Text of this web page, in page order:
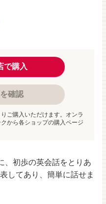
、初歩の英会話をとりあ
してあり、簡単に話せま
で購入
確認
ご購入いただけます。オンラ
から各ショップの購入ページ